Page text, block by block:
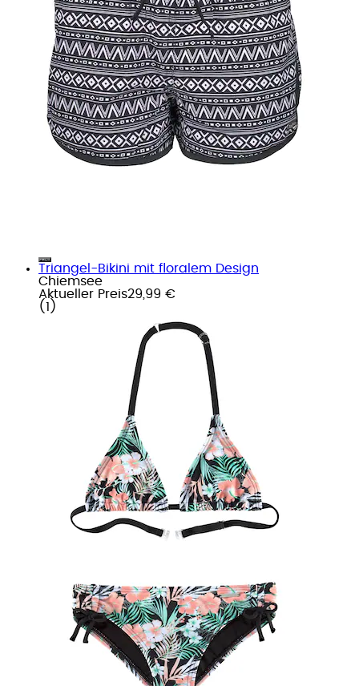
Triangel-Bikini mit floralem Design
Chiemsee
Aktueller Preis29,99 €
( 1 )